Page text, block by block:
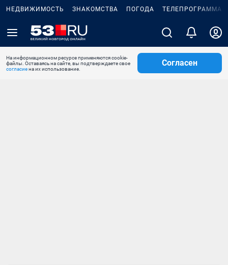
НЕДВИЖИМОСТЬ ЗНАКОМСТВА ПОГОДА ТЕЛЕПРОГРАММА
На информационном ресурсе применяются cookie-
файлы. Оставаясь на сайте, вы подтверждаете свое
согласиена их использование.
Согласен